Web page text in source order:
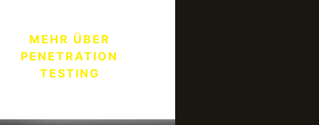
MEHR ÜBER
PENETRATION
TESTING